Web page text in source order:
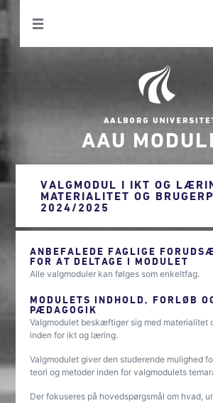
AAU
VALGMODUL I IKT OG
MATERIALITET OG
2024/2025
ANBEFALEDE FAGLIGE
FOR AT DELTAGE I MODULET
Alle valgmoduler kan følges som enkeltfag.
MODULETS INDHOLD, FORLØB
PÆDAGOGIK
Valgmodulet beskæftiger sig med materialitet
inden for ikt og læring.
Valgmodulet giver den studerende mulighed
teori og metoder inden for valgmodulets
Der fokuseres på hovedspørgsmål om hvad,